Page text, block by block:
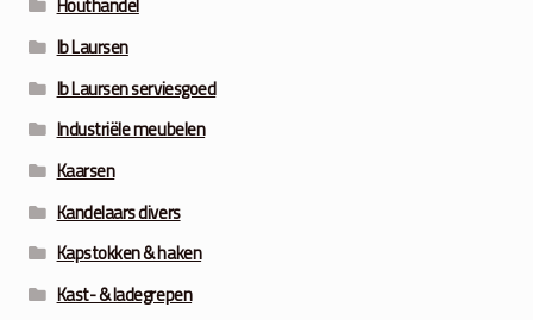
Houthandel
Ib Laursen
Ib Laursen serviesgoed
Industriële meubelen
Kaarsen
Kandelaars divers
Kapstokken & haken
Kast- & ladegrepen